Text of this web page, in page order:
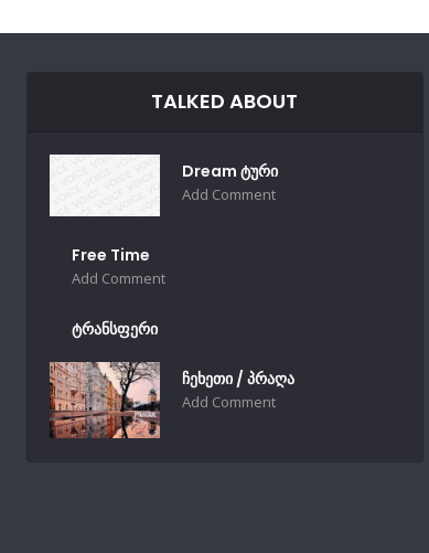
TALKED ABOUT
Dream ტური
Add Comment
Free Time
Add Comment
ტრანსფერი
ჩეხეთი / პრაღა
Add Comment